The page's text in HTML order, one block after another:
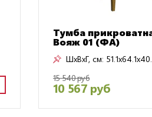
Тумба
Вояж 01 (ФА)
ШxВxГ, см:
15 540 руб
10 567 руб